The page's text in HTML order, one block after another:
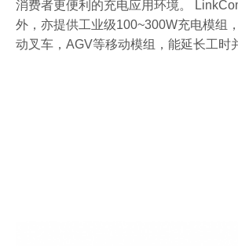
消费者更便利的充电应用环境。
外，亦提供工业级100~300W充电模组
动叉车，AGV等移动模组，能延长工时